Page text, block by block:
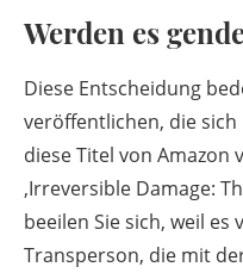
Werden es
Diese Entscheidung
veröffentlichen, die
diese Titel von Amazon
‚Irreversible Damage:
beeilen Sie sich, weil es
Transperson, die mit